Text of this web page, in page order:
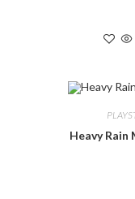
Heavy Rain